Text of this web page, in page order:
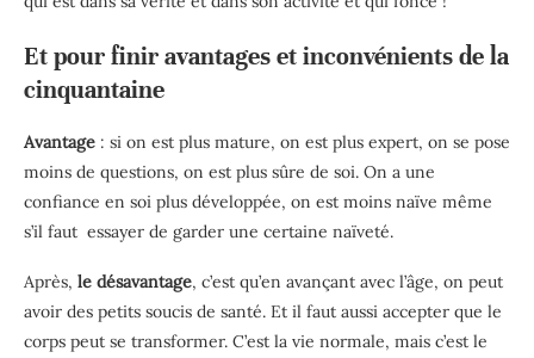
Et pour finir avantages et inconvénients de la
cinquantaine
Avantage : si on est plus mature, on est plus expert, on se pose
moins de questions, on est plus sûre de soi. On a une
confiance en soi plus développée, on est moins naïve même
s’il faut essayer de garder une certaine naïveté.
Après, le désavantage, c’est qu’en avançant avec l’âge, on peut
avoir des petits soucis de santé. Et il faut aussi accepter que le
corps peut se transformer. C’est la vie normale, mais c’est le